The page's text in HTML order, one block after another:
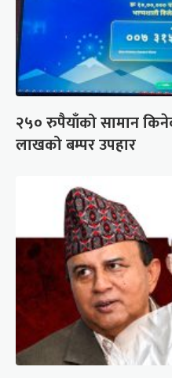
२५० रुपैयाँको सामान
लाखको बम्पर उपहार